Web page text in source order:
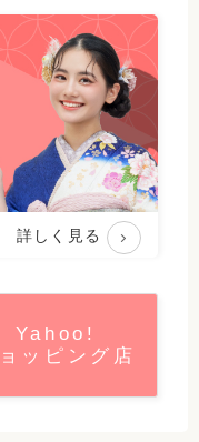
詳しく見る
Yahoo!
ッピング店